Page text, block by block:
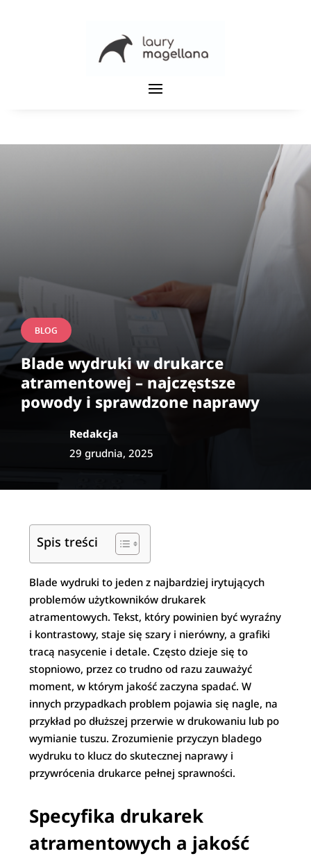
BLOG
Blade wydruki w drukarce
atramentowej – najczęstsze
powody i sprawdzone naprawy
Redakcja
29 grudnia, 2025
Spis treści
Blade wydruki to jeden z najbardziej irytujących
problemów użytkowników drukarek
atramentowych. Tekst, który powinien być wyraźny
i kontrastowy, staje się szary i nierówny, a grafiki
tracą nasycenie i detale. Często dzieje się to
stopniowo, przez co trudno od razu zauważyć
moment, w którym jakość zaczyna spadać. W
innych przypadkach problem pojawia się nagle, na
przykład po dłuższej przerwie w drukowaniu lub po
wymianie tuszu. Zrozumienie przyczyn bladego
wydruku to klucz do skutecznej naprawy i
przywrócenia drukarce pełnej sprawności.
Specyfika drukarek
atramentowych a jakość